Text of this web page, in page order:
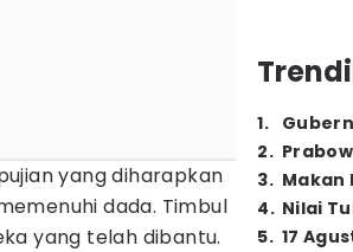
yang diharapkan
dada. Timbul
yang telah dibantu.
1.
2.
3. Makan
4. Nilai
5. 17